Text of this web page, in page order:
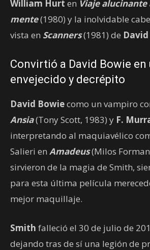
William Hurt en Viaje
mente(1980) y la inolvidable
vista en Scanners(1981) de
Convirtió a David Bowie en
envejecido y decrépito
David Bowiecomo un vampiro
Ansia(Tony Scott, 1983) y F.
interpretando al maquiavélico
Salieri en Amadeus(Milos
sirvieron de la magia de Smith,
para esta última película
mejor maquillaje.
Smith falleció el 30 de julio de
dejando tras de sí una legión de